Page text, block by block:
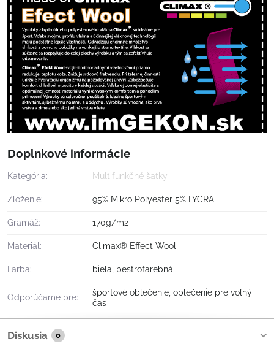
Doplnkové informácie
Kategória: Multifunkčné šatky
Zloženie: 95% Mikro Polyester 5% LYCRA
Gramáž: 170g/m2
Materiál: Climax® Effect Wool
Farba: biela, pestrofarebná
Odporúčame pre:
športové oblečenie, oblečenie pre voľný
čas
Diskusia 0